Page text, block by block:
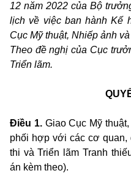
12 năm 2022 của Bộ
lịch về việc ban hành Kế
Cục Mỹ thuật, Nhiếp ảnh
Theo đề nghị của Cục
Triển lãm.
Điều 1. Giao Cục Mỹ
phối hợp với các cơ
thi và Triển lãm Tranh
án kèm theo).